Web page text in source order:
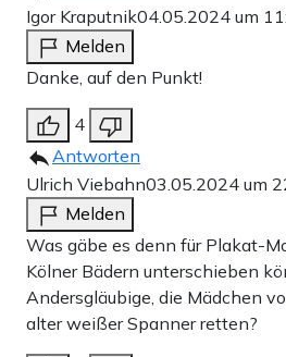
Igor Kraputnik04.05.2024 um
Melden
Danke, auf den Punkt!
4
Antworten
Ulrich Viebahn03.05.2024 um
Melden
Was gäbe es denn für Plakat-
Kölner Bädern unterschieben
Andersgläubige, die Mädchen
alter weißer Spanner retten?